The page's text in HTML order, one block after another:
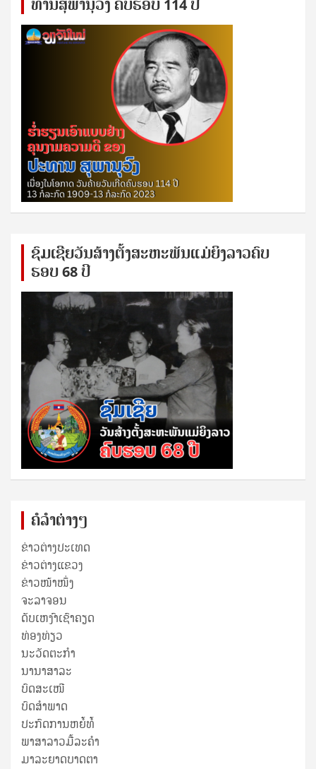
ທານ​ສຸ​ພາ​ນຸ​ວົງ ຄົບ​ຮອບ 114 ປີ
ຊົ​ມ​ເຊີຍ​ວັນ​ສ້າງ​ຕັ້ງ​ສະ​ຫະ​ພັນ​ແມ່​ຍິງ​​ລາວຄົບ​
ຮອບ 68 ປິ
ຄໍລຳຕ່າງໆ
ຂ່າວຕ່າງປະເທດ
ຂ່າວ​ຕ່າງ​ແຂວງ
ຂ່າວໜ້າໜຶ່ງ
ຈະລາຈອນ
ດັບເຫງົາເຊົາຄຽດ
ທ່ອງທ່ຽວ
ນະວັດຕະກໍາ
ນານາສາລະ
ບົດສະເໜີ
ບົດສໍາພາດ
ປະກົດການຫຍໍ້ທໍ້
ພາສາລາວມື້ລະຄຳ
ມາລະຍາດບາດຕາ